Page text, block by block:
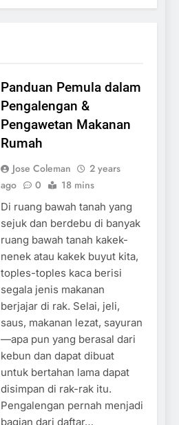
Panduan Pemula dalam
Pengalengan &
Pengawetan Makanan
Rumah
Jose Coleman
2 years
ago
0 18 mins
Di ruang bawah tanah yang
sejuk dan berdebu di banyak
ruang bawah tanah kakek-
nenek atau kakek buyut kita,
toples-toples kaca berisi
segala jenis makanan
berjajar di rak. Selai, jeli,
saus, makanan lezat, sayuran
—apa pun yang berasal dari
kebun dan dapat dibuat
untuk bertahan lama dapat
disimpan di rak-rak itu.
Pengalengan pernah menjadi
bagian dari daftar…